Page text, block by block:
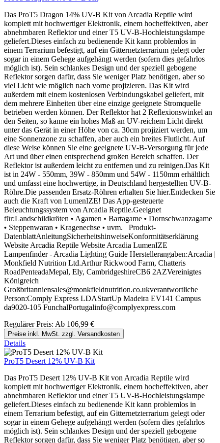
Das ProT5 Dragon 14% UV-B Kit von Arcadia Reptile wird
komplett mit hochwertiger Elektronik, einem hocheffektiven, aber
abnehmbaren Reflektor und einer T5 UV-B-Hochleistungslampe
geliefert.Dieses einfach zu bedienende Kit kann problemlos in
einem Terrarium befestigt, auf ein Gitternetzterrarium gelegt oder
sogar in einem Gehege aufgehängt werden (sofern dies gefahrlos
möglich ist). Sein schlankes Design und der speziell gebogene
Reflektor sorgen dafür, dass Sie weniger Platz benötigen, aber so
viel Licht wie möglich nach vorne projizieren. Das Kit wird
außerdem mit einem kostenlosen Verbindungskabel geliefert, mit
dem mehrere Einheiten über eine einzige geeignete Stromquelle
betrieben werden können. Der Reflektor hat 2 Reflexionswinkel an
den Seiten, so kanne ein hohes Maß an UV-reichem Licht direkt
unter das Gerät in einer Höhe von ca. 30cm projiziert werden, um
eine Sonnenzone zu schaffen, aber auch ein breites Flutlicht. Auf
diese Weise können Sie eine geeignete UV-B-Versorgung für jede
Art und über einen entsprechend großen Bereich schaffen. Der
Reflektor ist außerdem leicht zu entfernen und zu reinigen.Das Kit
ist in 24W - 550mm, 39W - 850mm und 54W - 1150mm erhältlich
und umfasst eine hochwertige, in Deutschland hergestellten UV-B-
Röhre.Die passenden Ersatz-Röhren erhalten Sie hier.Entdecken Sie
auch die Kraft von LumenIZE! Das App-gesteuerte
Beleuchtungssystem von Arcadia Reptile.Geeignet
für:Landschildkröten • Agamen • Bartagame • Dornschwanzagame
• Steppenwaran • Kragenechse • uvm. Produkt-
DatenblattAnleitungSicherheitshinweiseKonformitätserklärung
Website Arcadia Reptile Website Arcadia LumenIZE
Lampenfinder - Arcadia Lighting Guide Herstellerangaben:Arcadia |
Monkfield Nutrition Ltd.Arthur Rickwood Farm, Chatteris
RoadPenteadaMepal, Ely, CambridgeshireCB6 2AZVereinigtes
Königreich
Großbritanniensales@monkfieldnutrition.co.ukverantwortliche
Person:Comply Express LDAStartUp Madeira EV141 Campus
da9020-105 FunchalPortugalinfo@complyexpress.com
Regulärer Preis: Ab 106,99 €
Preise inkl. MwSt. zzgl. Versandkosten
Details
ProT5 Desert 12% UV-B Kit
Das ProT5 Desert 12% UV-B Kit von Arcadia Reptile wird
komplett mit hochwertiger Elektronik, einem hocheffektiven, aber
abnehmbaren Reflektor und einer T5 UV-B-Hochleistungslampe
geliefert.Dieses einfach zu bedienende Kit kann problemlos in
einem Terrarium befestigt, auf ein Gitternetzterrarium gelegt oder
sogar in einem Gehege aufgehängt werden (sofern dies gefahrlos
möglich ist). Sein schlankes Design und der speziell gebogene
Reflektor sorgen dafür, dass Sie weniger Platz benötigen, aber so